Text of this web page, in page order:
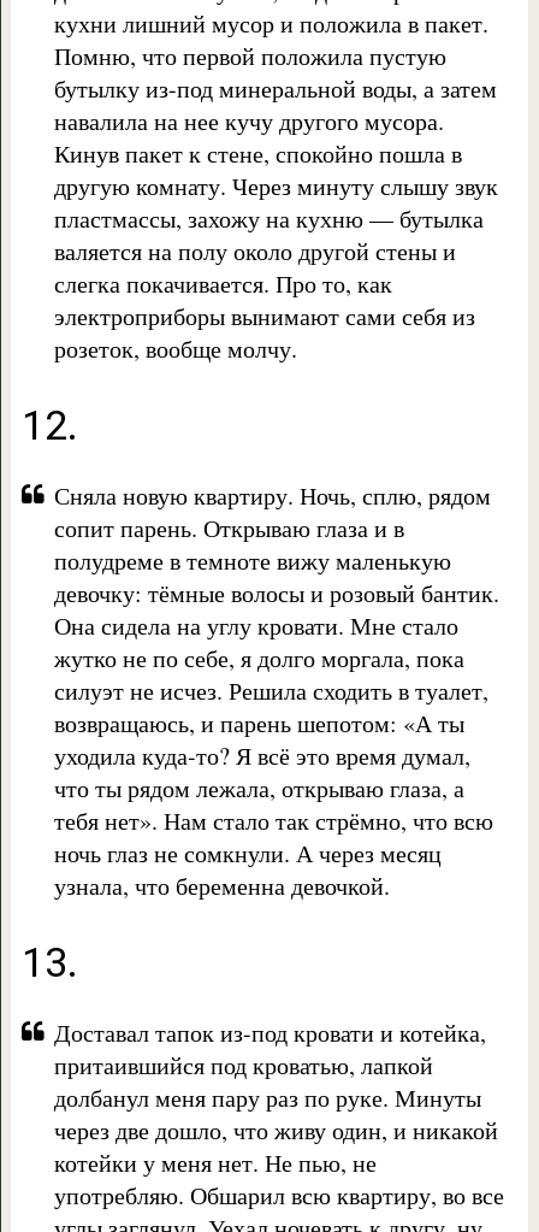
кухни лишний мусор и положила в пакет.
Помню, что первой положила пустую
бутылку из-под минеральной воды, а затем
навалила на нее кучу другого мусора.
Кинув пакет к стене, спокойно пошла в
другую комнату. Через минуту слышу звук
пластмассы, захожу на кухню — бутылка
валяется на полу около другой стены и
слегка покачивается. Про то, как
электроприборы вынимают сами себя из
розеток, вообще молчу.
12.
Сняла новую квартиру. Ночь, сплю, рядом
сопит парень. Открываю глаза и в
полудреме в темноте вижу маленькую
девочку: тёмные волосы и розовый бантик.
Она сидела на углу кровати. Мне стало
жутко не по себе, я долго моргала, пока
силуэт не исчез. Решила сходить в туалет,
возвращаюсь, и парень шепотом: «А ты
уходила куда-то? Я всё это время думал,
что ты рядом лежала, открываю глаза, а
тебя нет». Нам стало так стрёмно, что всю
ночь глаз не сомкнули. А через месяц
узнала, что беременна девочкой.
13.
Доставал тапок из-под кровати и котейка,
притаившийся под кроватью, лапкой
долбанул меня пару раз по руке. Минуты
через две дошло, что живу один, и никакой
котейки у меня нет. Не пью, не
употребляю. Обшарил всю квартиру, во все